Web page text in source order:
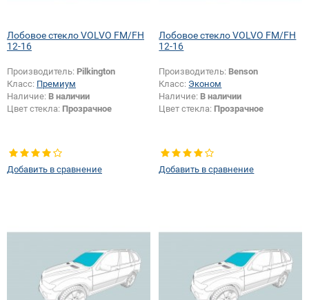
Лобовое стекло VOLVO FM/FH
12-16
Производитель: Pilkington
Класс: Премиум
Наличие: В наличии
Цвет стекла: Прозрачное
Добавить в сравнение
Лобовое стекло VOLVO FM/FH
12-16
Производитель: Benson
Класс: Эконом
Наличие: В наличии
Цвет стекла: Прозрачное
Добавить в сравнение